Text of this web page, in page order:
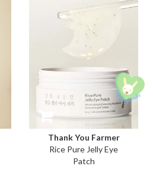
de huidbarrière intensief wordt
versterkt voor een gladde,
gezonde uitstraling.
Thank You Farmer
Rice Pure Jelly Eye
Patch